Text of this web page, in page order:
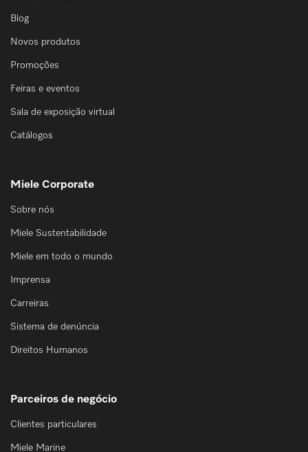
Blog
Novos produtos
Promoções
Feiras e eventos
Sala de exposição virtual
Catálogos
Miele Corporate
Sobre nós
Miele Sustentabilidade
Miele em todo o mundo
Imprensa
Carreiras
Sistema de denúncia
Direitos Humanos
Parceiros de negócio
Clientes particulares
Miele Marine